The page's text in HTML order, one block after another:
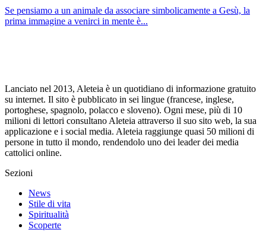
Se pensiamo a un animale da associare simbolicamente a Gesù, la
prima immagine a venirci in mente è...
Lanciato nel 2013, Aleteia è un quotidiano di informazione gratuito
su internet. Il sito è pubblicato in sei lingue (francese, inglese,
portoghese, spagnolo, polacco e sloveno). Ogni mese, più di 10
milioni di lettori consultano Aleteia attraverso il suo sito web, la sua
applicazione e i social media. Aleteia raggiunge quasi 50 milioni di
persone in tutto il mondo, rendendolo uno dei leader dei media
cattolici online.
Sezioni
News
Stile di vita
Spiritualità
Scoperte